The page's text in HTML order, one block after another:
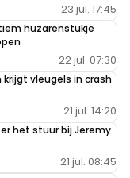
23 jul. 17:45
huzarenstukje
22 jul. 07:30
krijgt vleugels in crash
21 jul. 14:20
het stuur bij Jeremy
21 jul. 08:45